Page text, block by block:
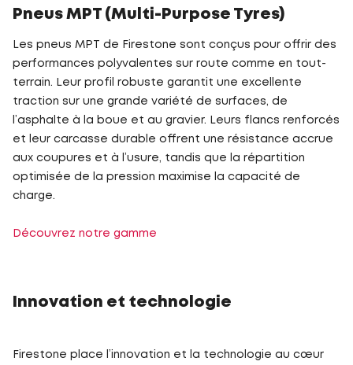
Pneus MPT (Multi-Purpose Tyres)
Les pneus MPT de Firestone sont conçus pour offrir des
performances polyvalentes sur route comme en tout-
terrain. Leur profil robuste garantit une excellente
traction sur une grande variété de surfaces, de
l’asphalte à la boue et au gravier. Leurs flancs renforcés
et leur carcasse durable offrent une résistance accrue
aux coupures et à l’usure, tandis que la répartition
optimisée de la pression maximise la capacité de
charge.
Découvrez notre gamme
Innovation et technologie
Firestone place l’innovation et la technologie au cœur